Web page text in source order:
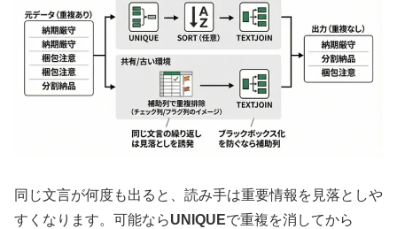
同じ文言が何度も出ると、読み手は重要情報を見落としや
すくなります。可能ならUNIQUEで重複を消してから